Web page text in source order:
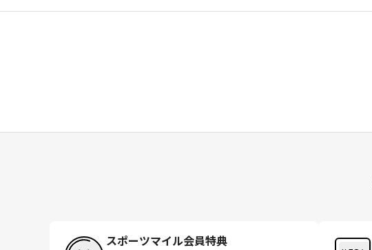
スポーツマイル会員特典